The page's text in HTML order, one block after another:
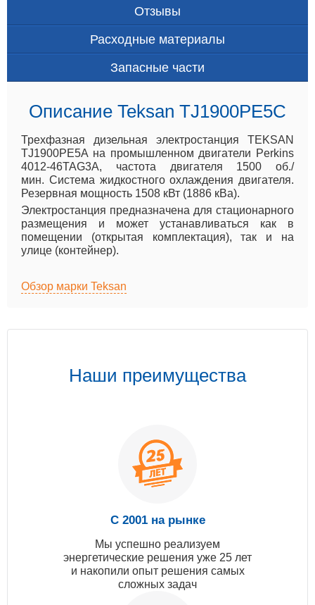
Отзывы
Расходные материалы
Запасные части
Описание Teksan TJ1900PE5C
Трехфазная дизельная электростанция TEKSAN
TJ1900PE5A на промышленном двигатели Perkins
4012-46TAG3A, частота двигателя 1500 об./
мин. Система жидкостного охлаждения двигателя.
Резервная мощность 1508 кВт (1886 кВа).
Электростанция предназначена для стационарного
размещения и может устанавливаться как в
помещении (открытая комплектация), так и на
улице (контейнер).
Обзор марки Teksan
Наши преимущества
С 2001 на рынке
Мы успешно реализуем
энергетические решения уже 25 лет
и накопили опыт решения самых
сложных задач